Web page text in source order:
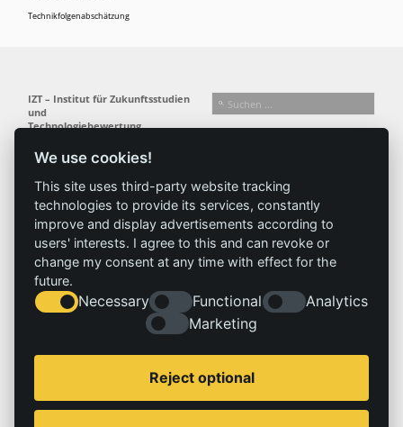
Technikfolgenabschätzung
We use cookies!
This site uses third-party website tracking
technologies to provide its services, constantly
improve and display advertisements according to
users' interests. I agree to this and can revoke or
change my consent at any time with effect for the
future.
Necessary Functional
Analytics
Marketing
Reject optional
IZT – Institut für Zukunftsstudien
und
Technologiebewertung
Busseallee 1 · 14163 Berlin
info@izt.de| www.izt.de
Institut
Profil
Team
Gremien
Forschung
Forschungsfelder
Referenz
Ergebnisse
Projekte
Aktuelles
News
Stellenangebote
Impressum
Impressum